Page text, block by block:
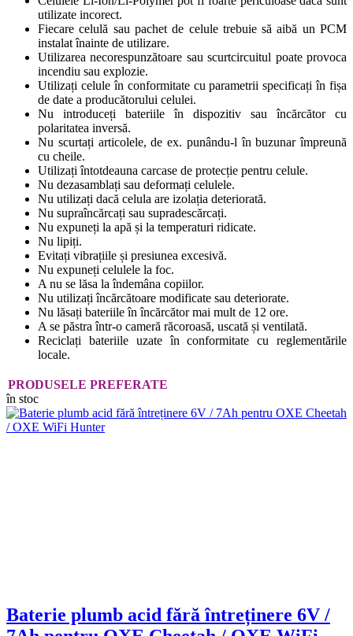
utilizate incorect.
Fiecare celulă sau pachet de celule trebuie să aibă un PCM
instalat înainte de utilizare.
Utilizarea necorespunzătoare sau scurtcircuitul poate provoca
incendiu sau explozie.
Utilizați celule în conformitate cu parametrii specificați în fișa
de date a producătorului celulei.
Nu introduceți bateriile în dispozitiv sau încărcător cu
polaritatea inversă.
Nu scurtați articolele, de ex. punându-l în buzunar împreună
cu cheile.
Utilizați întotdeauna carcase de protecție pentru celule.
Nu dezasamblați sau deformați celulele.
Nu utilizați dacă celula are izolația deteriorată.
Nu supraîncărcați sau supradescărcați.
Nu expuneți la apă și la temperaturi ridicate.
Nu lipiți.
Evitați vibrațiile și presiunea excesivă.
Nu expuneți celulele la foc.
A nu se lăsa la îndemâna copiilor.
Nu utilizați încărcătoare modificate sau deteriorate.
Nu lăsați bateriile în încărcător mai mult de 12 ore.
A se păstra într-o cameră răcoroasă, uscată și ventilată.
Reciclați bateriile uzate în conformitate cu reglementările
locale.
PRODUSELE PREFERATE
în stoc
Baterie plumb acid fără întreținere 6V /